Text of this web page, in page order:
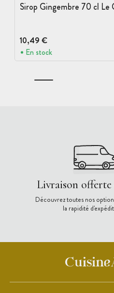
Sirop Gingembre 70 cl
10,49 €
En stock
Livraison offerte
Découvrez toutes nos
la rapidité